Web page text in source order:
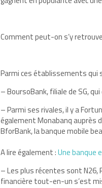
Comment peut-on s’y
Parmi ces établissements qui
– BoursoBank, filiale de SG,
– Parmi ses rivales, il y a
également Monabanq auprès
BforBank, la banque mobile
A lire également :Une banque
– Les plus récentes sont N26,
financière tout-en-un s’est